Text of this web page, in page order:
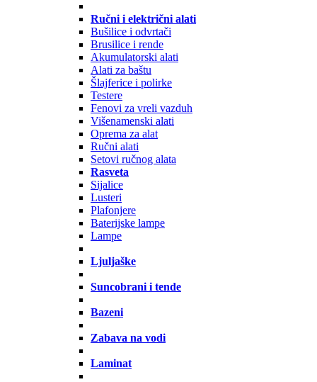
Ručni i električni alati
Bušilice i odvrtači
Brusilice i rende
Akumulatorski alati
Alati za baštu
Šlajferice i polirke
Testere
Fenovi za vreli vazduh
Višenamenski alati
Oprema za alat
Ručni alati
Setovi ručnog alata
Rasveta
Sijalice
Lusteri
Plafonjere
Baterijske lampe
Lampe
Ljuljaške
Suncobrani i tende
Bazeni
Zabava na vodi
Laminat